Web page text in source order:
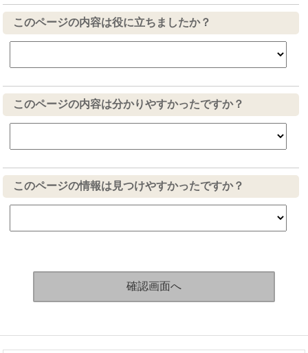
このページの内容は役に立ちましたか？
このページの内容は分かりやすかったですか？
このページの情報は見つけやすかったですか？